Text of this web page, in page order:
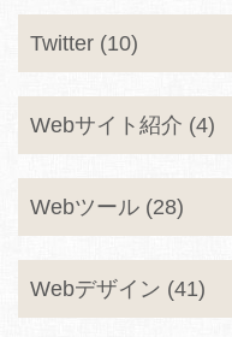
Twitter (10)
Webサイト紹介 (4)
Webツール (28)
Webデザイン (41)